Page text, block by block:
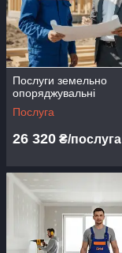
Послуги земельно
опоряджувальні
Послуга
26 320 ₴/послуга